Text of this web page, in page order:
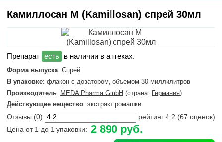
Камиллосан М (Kamillosan) спрей 30мл
в наличии в аптеках.
Форма выпуска: Спрей
В упаковке: флакон с дозатором, объемом 30 миллилитров
Производитель: MEDA Pharma GmbH (страна: Германия)
Действующее вещество: экстракт ромашки
Отзывы (0) рейтинг 4.2 (67 оценок)
Цена от 1 до 1 упаковки: 2 890 руб.